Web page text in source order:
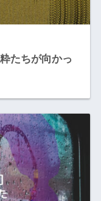
たちが向かっ